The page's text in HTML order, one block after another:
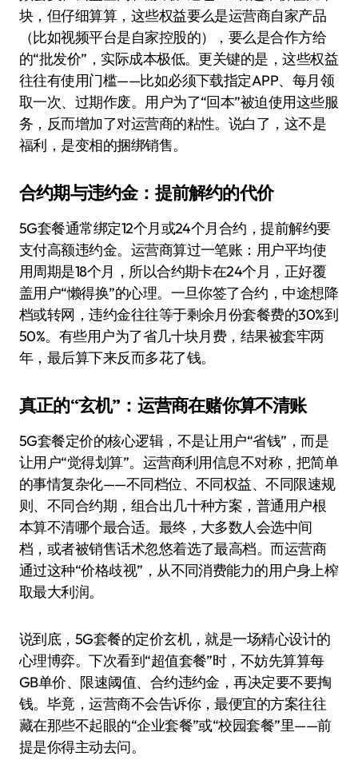
块，但仔细算算，这些权益要么是运营商自家产品
（比如视频平台是自家控股的），要么是合作方给
的“批发价”，实际成本极低。更关键的是，这些权益
往往有使用门槛——比如必须下载指定APP、每月领
取一次、过期作废。用户为了“回本”被迫使用这些服
务，反而增加了对运营商的粘性。说白了，这不是
福利，是变相的捆绑销售。
合约期与违约金：提前解约的代价
5G套餐通常绑定12个月或24个月合约，提前解约要
支付高额违约金。运营商算过一笔账：用户平均使
用周期是18个月，所以合约期卡在24个月，正好覆
盖用户“懒得换”的心理。一旦你签了合约，中途想降
档或转网，违约金往往等于剩余月份套餐费的30%到
50%。有些用户为了省几十块月费，结果被套牢两
年，最后算下来反而多花了钱。
真正的“玄机”：运营商在赌你算不清账
5G套餐定价的核心逻辑，不是让用户“省钱”，而是
让用户“觉得划算”。运营商利用信息不对称，把简单
的事情复杂化——不同档位、不同权益、不同限速规
则、不同合约期，组合出几十种方案，普通用户根
本算不清哪个最合适。最终，大多数人会选中间
档，或者被销售话术忽悠着选了最高档。而运营商
通过这种“价格歧视”，从不同消费能力的用户身上榨
取最大利润。
说到底，5G套餐的定价玄机，就是一场精心设计的
心理博弈。下次看到“超值套餐”时，不妨先算算每
GB单价、限速阈值、合约违约金，再决定要不要掏
钱。毕竟，运营商不会告诉你，最便宜的方案往往
藏在那些不起眼的“企业套餐”或“校园套餐”里——前
提是你得主动去问。